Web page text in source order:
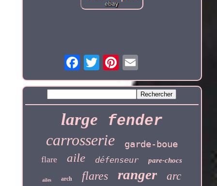
large fender
carrosserie garde-boue
flare aile défenseur pare-chocs
ailes arch flares ranger arc